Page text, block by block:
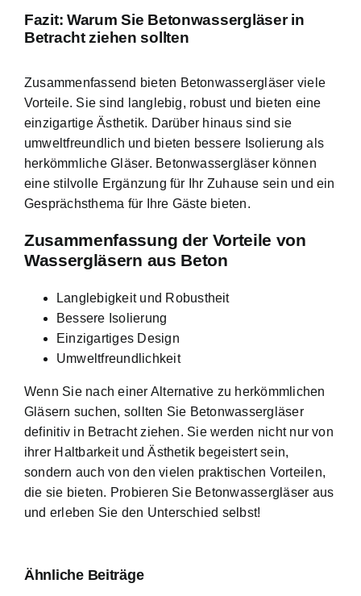
Fazit: Warum Sie Betonwassergläser in
Betracht ziehen sollten
Zusammenfassend bieten Betonwassergläser viele
Vorteile. Sie sind langlebig, robust und bieten eine
einzigartige Ästhetik. Darüber hinaus sind sie
umweltfreundlich und bieten bessere Isolierung als
herkömmliche Gläser. Betonwassergläser können
eine stilvolle Ergänzung für Ihr Zuhause sein und ein
Gesprächsthema für Ihre Gäste bieten.
Zusammenfassung der Vorteile von
Wassergläsern aus Beton
Langlebigkeit und Robustheit
Bessere Isolierung
Einzigartiges Design
Umweltfreundlichkeit
Wenn Sie nach einer Alternative zu herkömmlichen
Gläsern suchen, sollten Sie Betonwassergläser
definitiv in Betracht ziehen. Sie werden nicht nur von
ihrer Haltbarkeit und Ästhetik begeistert sein,
sondern auch von den vielen praktischen Vorteilen,
die sie bieten. Probieren Sie Betonwassergläser aus
und erleben Sie den Unterschied selbst!
Ähnliche Beiträge